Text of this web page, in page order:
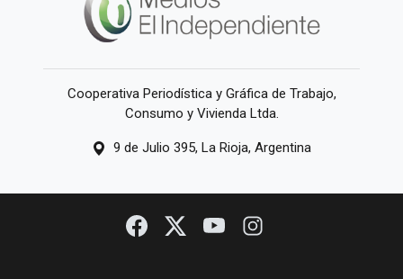
Cooperativa Periodística y Gráfica de Trabajo,
Consumo y Vivienda Ltda.
9 de Julio 395, La Rioja, Argentina